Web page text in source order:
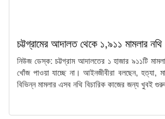
চট্টগ্রামের আদালত থেকে ১,৯১১ মামলার নথি
নিউজ ডেস্ক: চট্টগ্রাম আদালতের ১ হাজার ৯১১টি
খোঁজ পাওয়া যাচ্ছে না। আইনজীবীরা বলছেন, হত্যা,
বিভিন্ন মামলার এসব নথি বিচারিক কাজের জন্য খুবই